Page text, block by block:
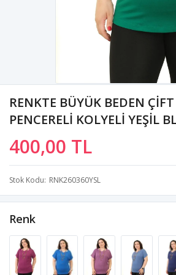
RENKTE BÜYÜK BEDEN ÇİFT
PENCERELİ KOLYELİ YEŞİL
400,00 TL
Stok Kodu RNK260360YSL
Renk